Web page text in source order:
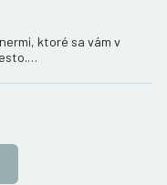
ktoré sa vám v